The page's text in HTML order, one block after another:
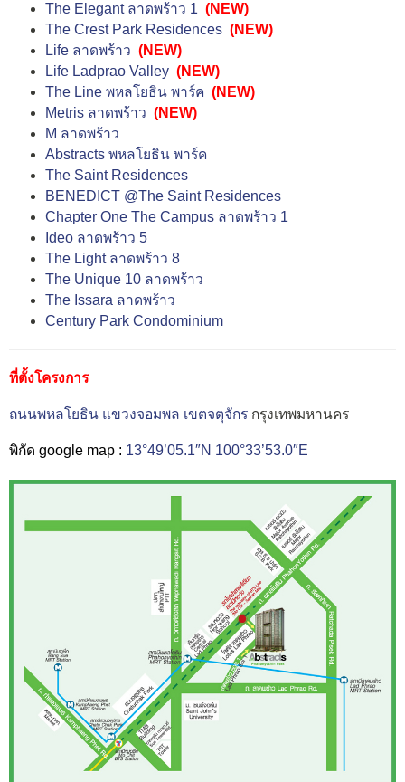
The Elegant ลาดพร้าว 1 (NEW)
The Crest Park Residences (NEW)
Life ลาดพร้าว (NEW)
Life Ladprao Valley (NEW)
The Line พหลโยธิน พาร์ค (NEW)
Metris ลาดพร้าว (NEW)
M ลาดพร้าว
Abstracts พหลโยธิน พาร์ค
The Saint Residences
BENEDICT @The Saint Residences
Chapter One The Campus ลาดพร้าว 1
Ideo ลาดพร้าว 5
The Light ลาดพร้าว 8
The Unique 10 ลาดพร้าว
The Issara ลาดพร้าว
Century Park Condominium
ที่ตั้งโครงการ
ถนนพหลโยธิน แขวงจอมพล เขตจตุจักร กรุงเทพมหานคร
พิกัด google map : 13°49’05.1″N 100°33’53.0″E